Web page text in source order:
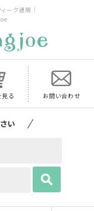
ーク通販｜
見る お問い合わせ
いたします